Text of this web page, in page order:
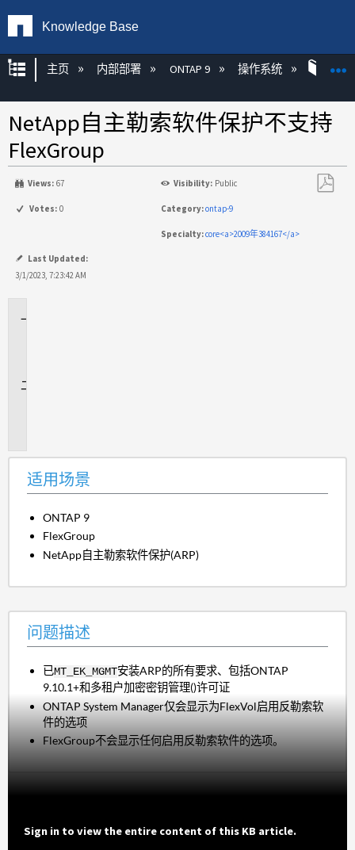
Knowledge Base
扩展/隐缩全局层次
主页 内部部署 ONTAP 9 操作系统
NetApp自主勒索软件保护不支持
FlexGroup
Views: 67 Visibility: Public
Votes: 0 Category:ontap-9
Specialty:core<a>2009年384167</a>
Last Updated:
3/1/2023, 7:23:42 AM
适用场景
ONTAP 9
FlexGroup
NetApp自主勒索软件保护(ARP)
问题描述
已MT_EK_MGMT安装ARP的所有要求、包括ONTAP
9.10.1+和多租户加密密钥管理()许可证
ONTAP System Manager仅会显示为FlexVol启用反勒索软
件的选项
FlexGroup不会显示任何启用反勒索软件的选项。
Sign in to view the entire content of this KB article.